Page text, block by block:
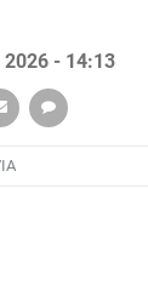
2026 - 14:13